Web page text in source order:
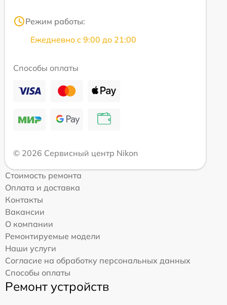
Режим работы:
Ежедневно с 9:00 до 21:00
Способы оплаты
© 2026 Сервисный центр Nikon
Стоимость ремонта
Оплата и доставка
Контакты
Вакансии
О компании
Ремонтируемые модели
Наши услуги
Согласие на обработку персональных данных
Способы оплаты
Ремонт устройств